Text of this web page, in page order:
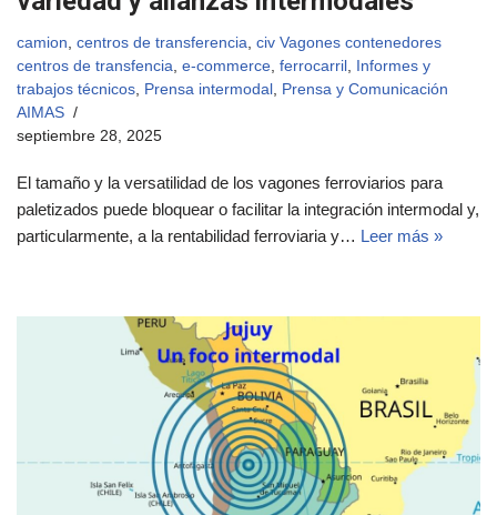
camion centros de transferencia civ Vagones contenedores
centros de transfencia e-commerce ferrocarril
Informes y
trabajos técnicos
Prensa intermodal
Prensa y Comunicación
AIMAS
septiembre 28, 2025
El tamaño y la versatilidad de los vagones ferroviarios para
paletizados puede bloquear o facilitar la integración intermodal y,
particularmente, a la rentabilidad ferroviaria y… Leer más »